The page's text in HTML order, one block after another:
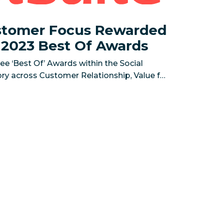
Focus Rewarded
Best Of Awards
‘Best Of’ Awards within the Social
across Customer Relationship, Value for